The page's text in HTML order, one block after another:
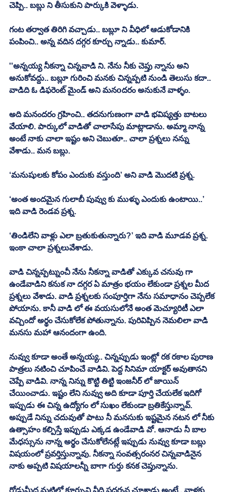
చెప్పి.. బబ్లు ని తీసుకుని పార్కుకి వెళ్ళాడు.
గంట తర్వాత తిరిగి వచ్చాడు.. బబ్లూ ని వీధిలో ఆడుకోడానికి
పంపించి.. అన్న వదిన దగ్గర కూర్చు న్నాడు.. కుమార్.
''అన్నయ్య నీకన్నా చిన్నవాడి ని. నేను నీకు చెప్తు న్నాను అని
అనుకోవద్దు.. బబ్లూ గురించి మనకు చిన్నప్పటి నుండి తెలుసు కదా..
వాడిది ఓ డిఫరెంట్ మైండ్ అని మనoదరం అనుకునే వాళ్ళం.
అది మనందరం గ్రహించి.. తదనుగుణంగా వాడి భవిష్యత్తు బాటలు
వేయాలి. పార్కులో వాడితో చాలాసేపు మాట్లాడాను. అమ్మా నాన్న
అంటే నాకు చాలా ఇష్టం అని చెబుతూ.. చాలా ప్రశ్నలు నన్ను
వేశాడు.. మన బబ్లు.
‘మనుషులకు కోపం ఎందుకు వస్తుంది’ అని వాడి మొదటి ప్రశ్న.
‘అంత అందమైన గులాబీ పువ్వు కు ముళ్ళు ఎందుకు ఉంటాయి..’
ఇది వాడి రెండవ ప్రశ్న.
‘తిండిలేని వాళ్లు ఎలా బ్రతుకుతున్నారు?’ ఇది వాడి మూడవ ప్రశ్న.
ఇంకా చాలా ప్రశ్నలువేశాడు.
వాడి చిన్నప్పట్నుంచీ నేను నీకన్నా వాడితో ఎక్కువ చనువు గా
ఉండేవాడిని కనుక నా దగ్గర ఏ మాత్రం భయం లేకుండా ప్రశ్నల మీద
ప్రశ్నలు వేశాడు. వాడి ప్రశ్నలకు సంపూర్తిగా నేను సమాధానం చెప్పలేక
పోయాను. కానీ వాడి లో ఈ వయసులోనే అంత మెచ్యూరిటీ ఎలా
వచ్చిందో అర్థం చేసుకోలేక పోతున్నాను. పురివిప్పిన నెమలిలా వాడి
మనసు మహా ఆనందంగా ఉంది.
నువ్వు కూడా అంతే అన్నయ్య.. చిన్నప్పుడు ఇంట్లో రక రకాల పురాణ
పాత్రలు నటించి చూపించే వాడివి. పెద్ద సినిమా యాక్టర్ అవుతానని
చెప్పే వాడివి. నాన్న నిన్ను కొట్టి తిట్టి ఇంజనీర్ లో జాయిన్
చేయించాడు. ఇష్టం లేని నువ్వు అది కూడా పూర్తి చేయలేక ఇదిగో
ఇప్పుడు ఈ చిన్న ఉద్యోగం లో సుఖం లేకుండా బ్రతికేస్తున్నావ్.
అప్పుడే నిన్ను చదువుతో పాటు నీ మనసుకు ఇష్టమైన నటన లో నీకు
ఉత్సాహం కల్పిస్తే ఇప్పుడు ఎక్కడ ఉండేవాడి వో. ఆనాడు నీ బాల
మేధస్సును నాన్న అర్థం చేసుకోలేనట్లే ఇప్పుడు నువ్వు కూడా బబ్లు
విషయంలో ప్రవర్తిస్తున్నావు. నీకన్నా సంవత్సరంనర చిన్నవాడినైన
నాకు అప్పటి విషయాలన్నీ బాగా గుర్తు కనక చెప్తున్నాను.
రోడ్డుమీద మట్టిలో కూర్చుని వీధి ప్రదర్శన చూశాడు అంటే.. వాళ్లకు